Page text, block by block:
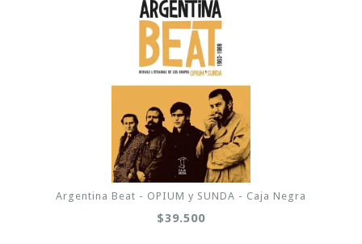
Argentina Beat - OPIUM y SUNDA - Caja Negra
$39.500